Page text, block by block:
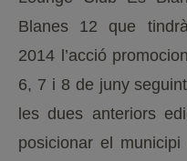
Blanes 12 que
2014 l’acció
6, 7 i 8 de juny
les dues anteriors
posicionar el